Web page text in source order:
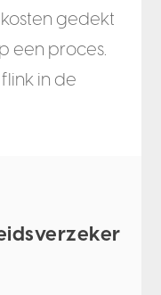
gedekt
een proces.
in de